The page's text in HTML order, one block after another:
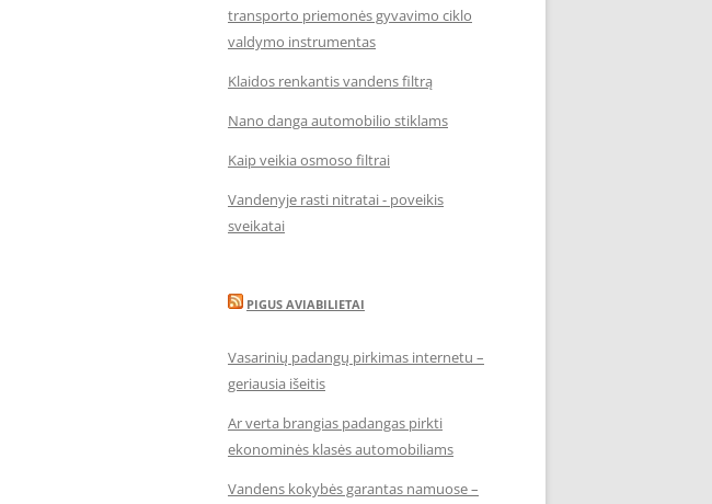
transporto priemonės gyvavimo ciklo
valdymo instrumentas
Klaidos renkantis vandens filtrą
Nano danga automobilio stiklams
Kaip veikia osmoso filtrai
Vandenyje rasti nitratai - poveikis
sveikatai
PIGUS AVIABILIETAI
Vasarinių padangų pirkimas internetu –
geriausia išeitis
Ar verta brangias padangas pirkti
ekonominės klasės automobiliams
Vandens kokybės garantas namuose –